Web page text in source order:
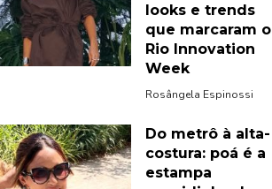
looks e trends
que marcaram o
Rio Innovation
Week
Rosângela Espinossi
Do metrô à alta-
costura: poá é a
estampa